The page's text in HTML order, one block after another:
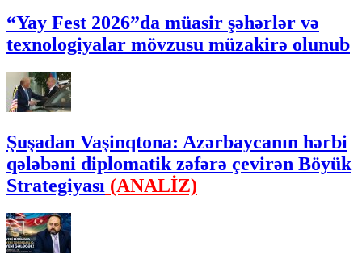
“Yay Fest 2026”da müasir şəhərlər və
texnologiyalar mövzusu müzakirə olunub
Şuşadan Vaşinqtona: Azərbaycanın hərbi
qələbəni diplomatik zəfərə çevirən Böyük
Strategiyası (ANALİZ)